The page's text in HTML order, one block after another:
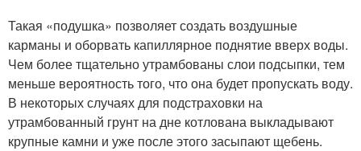
Такая «подушка» позволяет создать воздушные
карманы и оборвать капиллярное поднятие вверх воды.
Чем более тщательно утрамбованы слои подсыпки, тем
меньше вероятность того, что она будет пропускать воду.
В некоторых случаях для подстраховки на
утрамбованный грунт на дне котлована выкладывают
крупные камни и уже после этого засыпают щебень.